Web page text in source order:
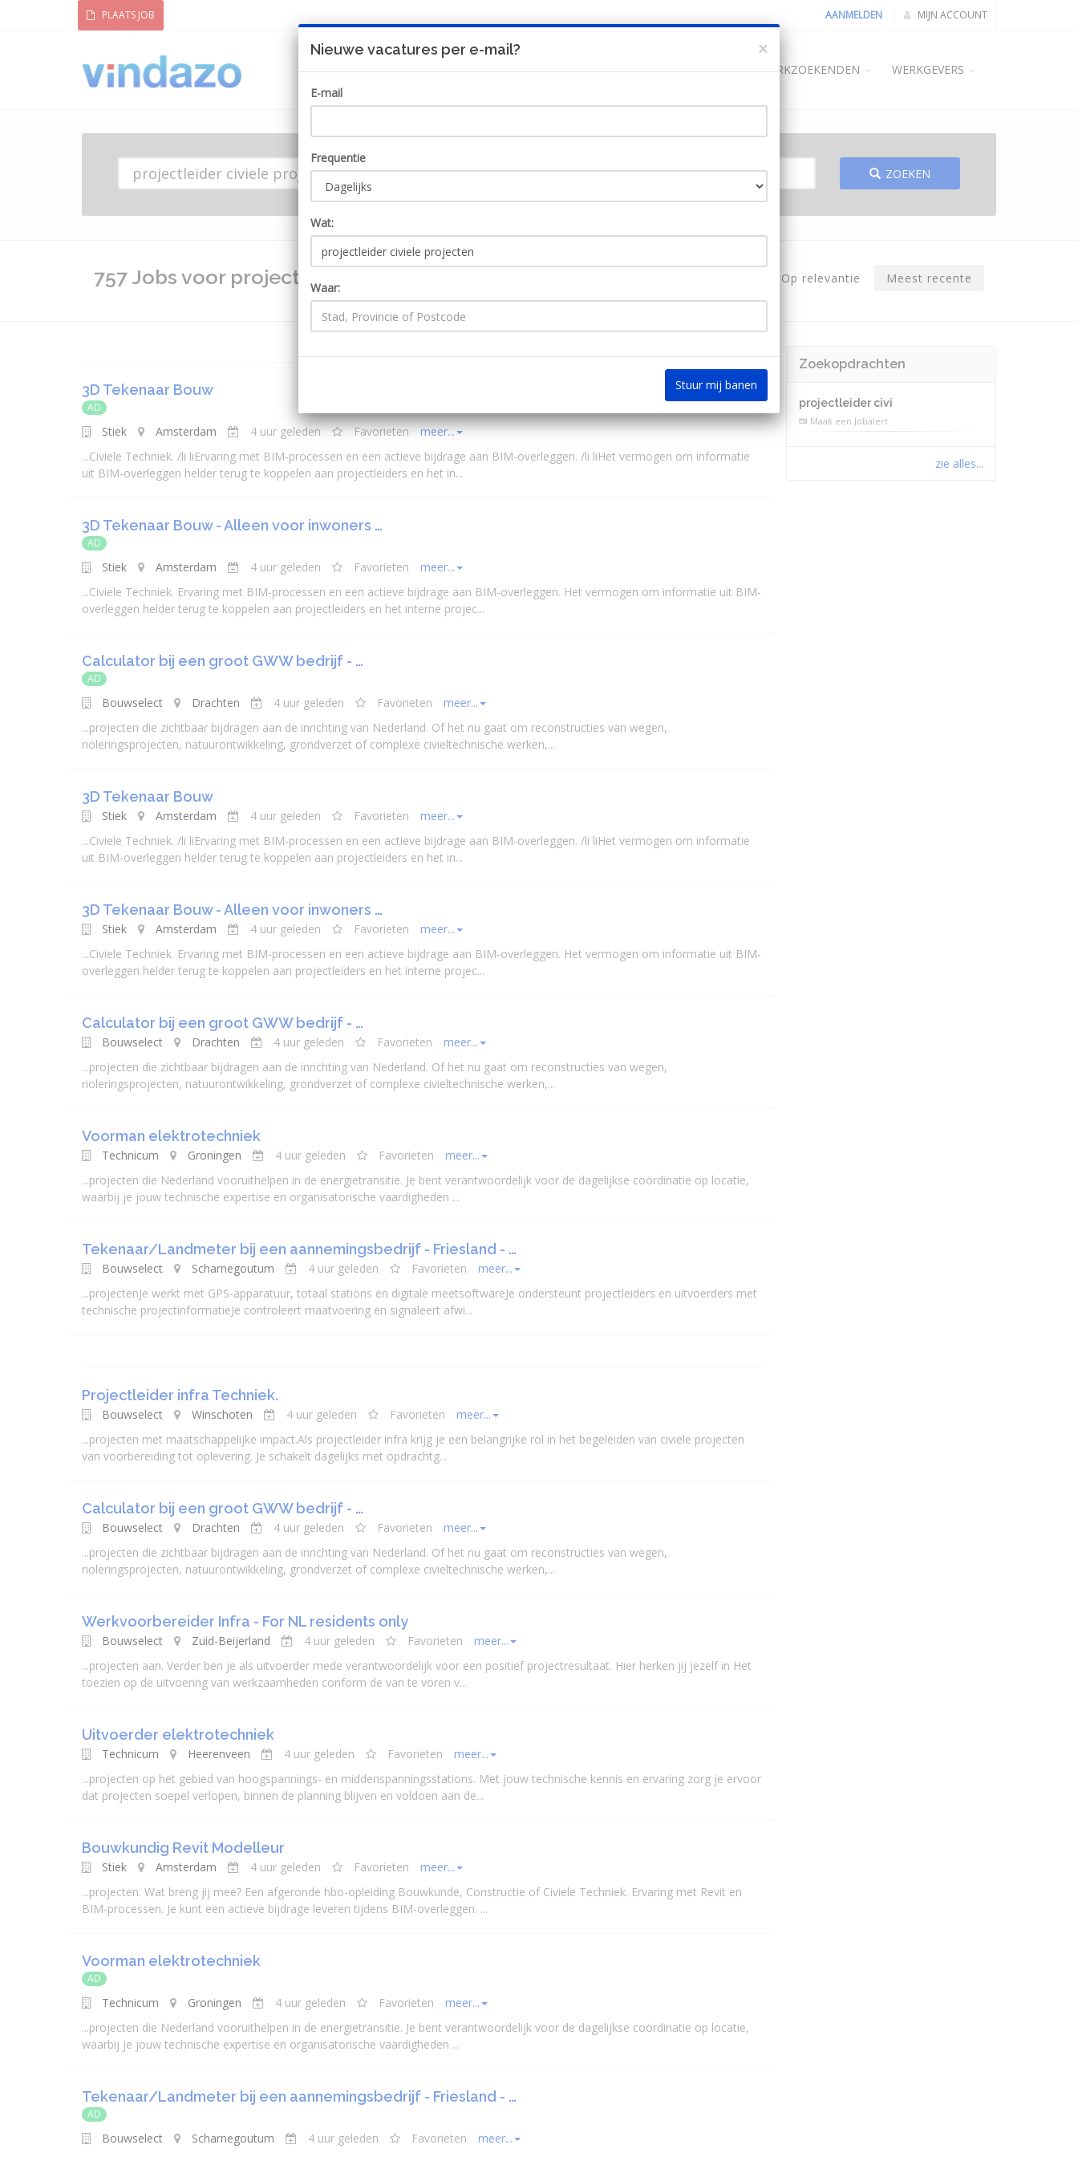
PLAATS JOB AANMELDEN MIJN ACCOUNT
UITNODIGING HOME WERKZOEKENDEN WERKGEVERS
ZOEKEN
757 Jobs voor projectleider civiele projecten Op relevantie Meest recente
3D Tekenaar Bouw
AD
Stiek Amsterdam 4 uur geleden Favorieten
meer...
...Civiele Techniek. /li liErvaring met BIM-processen en een actieve bijdrage aan BIM-overleggen. /li liHet vermogen om informatie
uit BIM-overleggen helder terug te koppelen aan projectleiders en het in...
3D Tekenaar Bouw - Alleen voor inwoners …
AD
Stiek Amsterdam 4 uur geleden Favorieten
meer...
...Civiele Techniek. Ervaring met BIM-processen en een actieve bijdrage aan BIM-overleggen. Het vermogen om informatie uit BIM-
overleggen helder terug te koppelen aan projectleiders en het interne projec...
Calculator bij een groot GWW bedrijf - …
AD
Bouwselect Drachten 4 uur geleden Favorieten
meer...
...projecten die zichtbaar bijdragen aan de inrichting van Nederland. Of het nu gaat om reconstructies van wegen,
rioleringsprojecten, natuurontwikkeling, grondverzet of complexe civieltechnische werken,...
3D Tekenaar Bouw
Stiek Amsterdam 4 uur geleden Favorieten
meer...
...Civiele Techniek. /li liErvaring met BIM-processen en een actieve bijdrage aan BIM-overleggen. /li liHet vermogen om informatie
uit BIM-overleggen helder terug te koppelen aan projectleiders en het in...
3D Tekenaar Bouw - Alleen voor inwoners …
Stiek Amsterdam 4 uur geleden Favorieten
meer...
...Civiele Techniek. Ervaring met BIM-processen en een actieve bijdrage aan BIM-overleggen. Het vermogen om informatie uit BIM-
overleggen helder terug te koppelen aan projectleiders en het interne projec...
Calculator bij een groot GWW bedrijf - …
Bouwselect Drachten 4 uur geleden Favorieten
meer...
...projecten die zichtbaar bijdragen aan de inrichting van Nederland. Of het nu gaat om reconstructies van wegen,
rioleringsprojecten, natuurontwikkeling, grondverzet of complexe civieltechnische werken,...
Voorman elektrotechniek
Technicum Groningen 4 uur geleden Favorieten
meer...
...projecten die Nederland vooruithelpen in de energietransitie. Je bent verantwoordelijk voor de dagelijkse coördinatie op locatie,
waarbij je jouw technische expertise en organisatorische vaardigheden ...
Tekenaar/Landmeter bij een aannemingsbedrijf - Friesland - …
Bouwselect Scharnegoutum 4 uur geleden Favorieten
meer...
...projectenJe werkt met GPS-apparatuur, totaal stations en digitale meetsoftwareJe ondersteunt projectleiders en uitvoerders met
technische projectinformatieJe controleert maatvoering en signaleert afwi...
Projectleider infra Techniek.
Bouwselect Winschoten 4 uur geleden Favorieten
meer...
...projecten met maatschappelijke impact.Als projectleider infra krijg je een belangrijke rol in het begeleiden van civiele projecten
van voorbereiding tot oplevering. Je schakelt dagelijks met opdrachtg...
Calculator bij een groot GWW bedrijf - …
Bouwselect Drachten 4 uur geleden Favorieten
meer...
...projecten die zichtbaar bijdragen aan de inrichting van Nederland. Of het nu gaat om reconstructies van wegen,
rioleringsprojecten, natuurontwikkeling, grondverzet of complexe civieltechnische werken,...
Werkvoorbereider Infra - For NL residents only
Bouwselect Zuid-Beijerland 4 uur geleden Favorieten
meer...
...projecten aan. Verder ben je als uitvoerder mede verantwoordelijk voor een positief projectresultaat. Hier herken jij jezelf in Het
toezien op de uitvoering van werkzaamheden conform de van te voren v...
Uitvoerder elektrotechniek
Technicum Heerenveen 4 uur geleden Favorieten
meer...
...projecten op het gebied van hoogspannings- en middenspanningsstations. Met jouw technische kennis en ervaring zorg je ervoor
dat projecten soepel verlopen, binnen de planning blijven en voldoen aan de...
Bouwkundig Revit Modelleur
Stiek Amsterdam 4 uur geleden Favorieten
meer...
...projecten. Wat breng jij mee? Een afgeronde hbo-opleiding Bouwkunde, Constructie of Civiele Techniek. Ervaring met Revit en
BIM-processen. Je kunt een actieve bijdrage leveren tijdens BIM-overleggen. ...
Voorman elektrotechniek
AD
Technicum Groningen 4 uur geleden Favorieten
meer...
...projecten die Nederland vooruithelpen in de energietransitie. Je bent verantwoordelijk voor de dagelijkse coördinatie op locatie,
waarbij je jouw technische expertise en organisatorische vaardigheden ...
Tekenaar/Landmeter bij een aannemingsbedrijf - Friesland - …
AD
Bouwselect Scharnegoutum 4 uur geleden Favorieten
meer...
Zoekopdrachten
projectleider civi
Maak een Jobalert
zie alles...
×
Nieuwe vacatures per e-mail?
E-mail
Frequentie
Wat:
Waar:
Stuur mij banen